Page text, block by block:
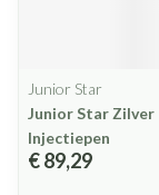
Junior Star
Junior Star Zilver
Injectiepen
€ 89,29